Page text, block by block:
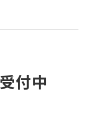
付中